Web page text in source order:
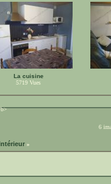
La cuisine
5719 Vues
6
»